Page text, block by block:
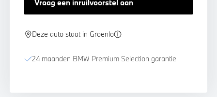
Vraag een inruilvoorstel aan
Deze auto staat in Groenlo
24 maanden BMW Premium Selection garantie